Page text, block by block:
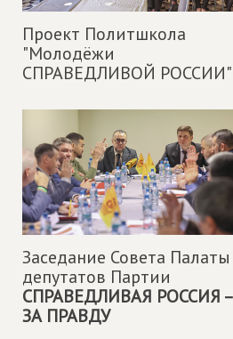
Проект Политшкола
"Молодёжи
СПРАВЕДЛИВОЙ РОССИИ"
Заседание Совета Палаты
депутатов Партии
СПРАВЕДЛИВАЯ РОССИЯ –
ЗА ПРАВДУ